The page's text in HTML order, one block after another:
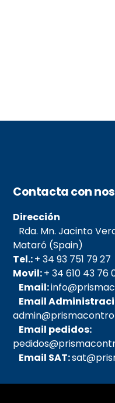
Contacta con
Dirección
Rda. Mn. Jacinto
Mataró (Spain)
Tel.:+ 34 93 751 79 27
Movil:+ 34 610 43 76
Email:
Email
Email pedidos:
Email SAT: